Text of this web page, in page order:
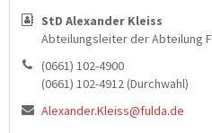
StD Alexander Kleiss
Abteilungsleiter der Abteilung F
(0661) 102-4900
(0661) 102-4912 (Durchwahl)
Alexander.Kleiss@fulda.de